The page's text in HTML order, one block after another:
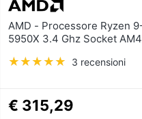
AMD - Processore Ryzen 9-
5950X 3.4 Ghz Socket AM4
3 recensioni
€ 315,29